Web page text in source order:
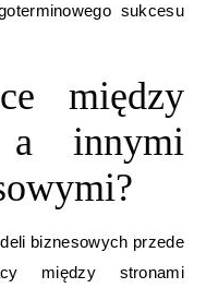
sukcesu
między
a innymi
biznesowych przede
między stronami